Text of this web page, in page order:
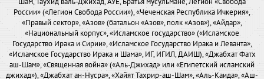
России» («Легион Свобода России»), «Чеченская Республика Ичкерия»,
«Правый сектор», «Азов» (батальон «Азов», полк «Азов»), «Айдар»,
«Национальный корпус», «Исламское государство» («Исламское
Государство Ирака и Сирии», «Исламское Государство Ирака и Леванта»,
«Исламское Государство Ирака и Шама», ИГ, ИГИЛ, ДАИШ), «Джабхат Фатх
аш-Шам», «Священная война» («Аль-Джихад» или «Египетский исламский
джихад»), «Джабхат ан-Нусра», «Хайят Тахрир-аш-Шам», «Аль-Каида», «Аш-